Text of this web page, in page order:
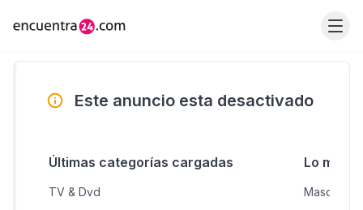
Este anuncio esta desactivado
Últimas categorías cargadas
TV & Dvd
Lo más
Mascotas